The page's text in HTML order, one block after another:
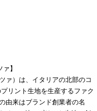
】
ァ）は、イタリアの北部のコ
リント生地を生産するファク
由来はブランド創業者の名